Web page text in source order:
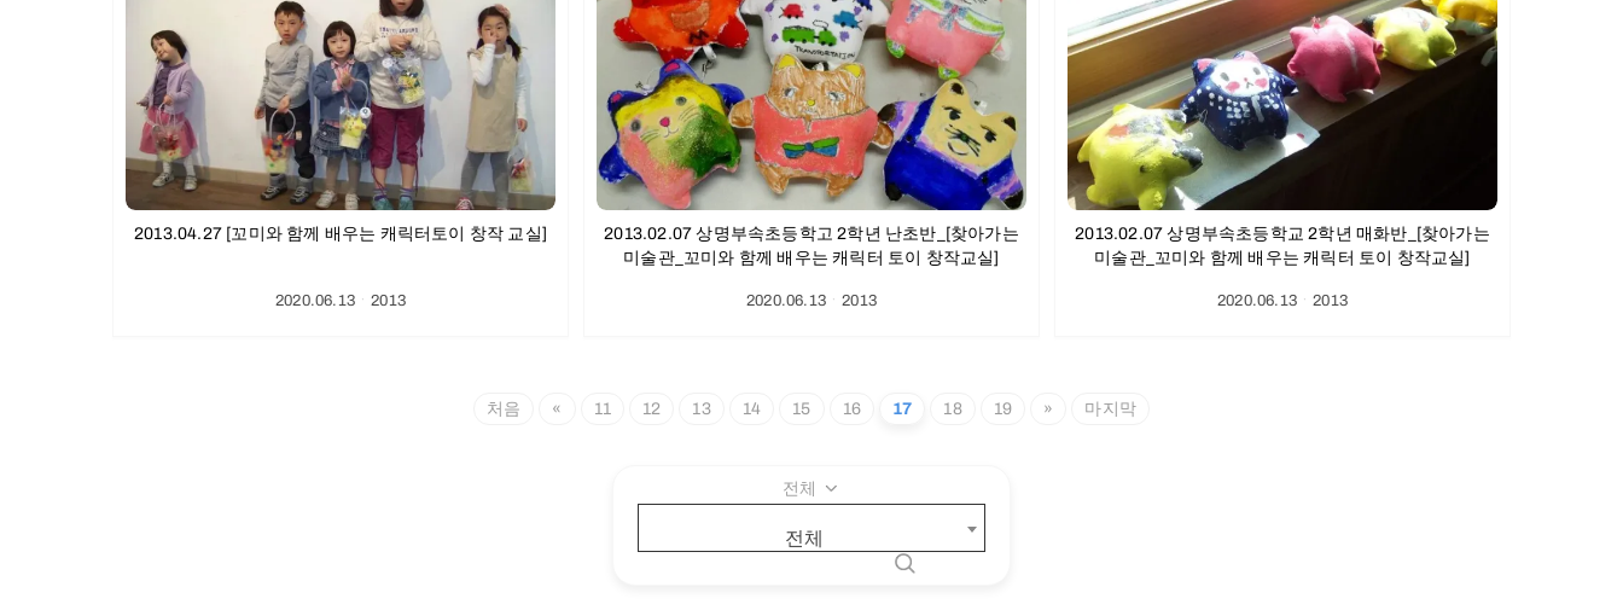
2013.04.27 [꼬미와 함께 배우는 캐릭터토이 창작 교실]
2020.06.13ㆍ2013
2013.02.07 상명부속초등학고 2학년 난초반_[찾아가는
미술관_꼬미와 함께 배우는 캐릭터 토이 창작교실]
2020.06.13ㆍ2013
2013.02.07 상명부속초등학교 2학년 매화반_[찾아가는
미술관_꼬미와 함께 배우는 캐릭터 토이 창작교실]
2020.06.13ㆍ2013
처음 « 11 12 13 14 15 16 17 18 19 » 마지막
전체
전체